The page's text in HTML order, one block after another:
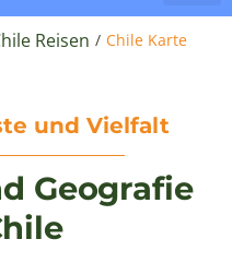
Reisen / Chile Karte
und Vielfalt
Geografie